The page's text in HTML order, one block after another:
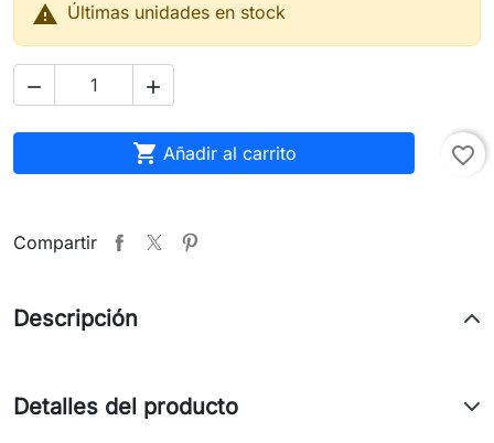
 Últimas unidades en stock
 
 Añadir al carrito favorite_border
Compartir
Descripción
Detalles del producto